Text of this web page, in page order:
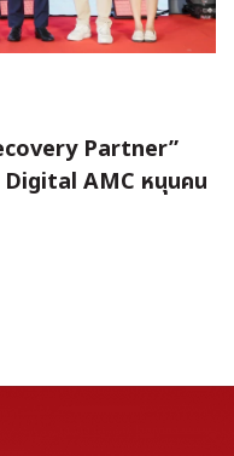
Partner”
Digital AMC หนุนคน